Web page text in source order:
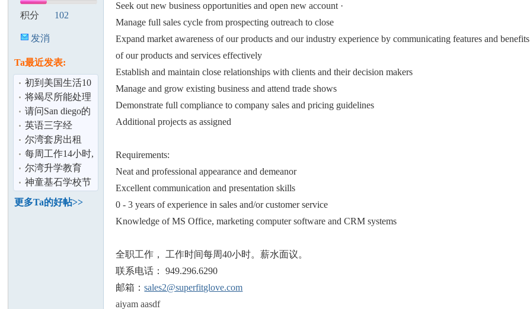
积分 102
发消
Ta最近发表:
初到美国生活10
大禁忌是否正确
将竭尽所能处理
风波 让香港重回
正轨
请问San diego的
好学区有哪些？
感谢
英语三字经
尔湾套房出租
每周工作14小时,
净利润10万-
Woodland Hills
尔湾升学教育
神童基石学校节
日优惠
更多Ta的好帖>>
Seek out new business opportunities and open new account ·
Manage full sales cycle from prospecting outreach to close
Expand market awareness of our products and our industry experience by communicating features and benefits
of our products and services effectively
Establish and maintain close relationships with clients and their decision makers
Manage and grow existing business and attend trade shows
Demonstrate full compliance to company sales and pricing guidelines
Additional projects as assigned
Requirements:
Neat and professional appearance and demeanor
Excellent communication and presentation skills
0 - 3 years of experience in sales and/or customer service
Knowledge of MS Office, marketing computer software and CRM systems
全职工作， 工作时间每周40小时。薪水面议。
联系电话： 949.296.6290
邮箱：sales2@superfitglove.com
aiyam aasdf